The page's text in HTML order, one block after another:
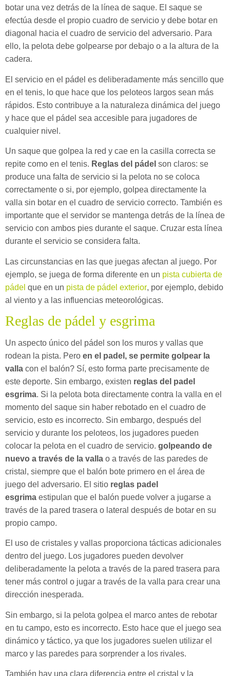
botar una vez detrás de la línea de saque. El saque se
efectúa desde el propio cuadro de servicio y debe botar en
diagonal hacia el cuadro de servicio del adversario. Para
ello, la pelota debe golpearse por debajo o a la altura de la
cadera.
El servicio en el pádel es deliberadamente más sencillo que
en el tenis, lo que hace que los peloteos largos sean más
rápidos. Esto contribuye a la naturaleza dinámica del juego
y hace que el pádel sea accesible para jugadores de
cualquier nivel.
Un saque que golpea la red y cae en la casilla correcta se
repite como en el tenis. Reglas del pádel son claros: se
produce una falta de servicio si la pelota no se coloca
correctamente o si, por ejemplo, golpea directamente la
valla sin botar en el cuadro de servicio correcto. También es
importante que el servidor se mantenga detrás de la línea de
servicio con ambos pies durante el saque. Cruzar esta línea
durante el servicio se considera falta.
Las circunstancias en las que juegas afectan al juego. Por
ejemplo, se juega de forma diferente en un pista cubierta de
pádel que en un pista de pádel exterior, por ejemplo, debido
al viento y a las influencias meteorológicas.
Reglas de pádel y esgrima
Un aspecto único del pádel son los muros y vallas que
rodean la pista. Pero en el padel, se permite golpear la
valla con el balón? Sí, esto forma parte precisamente de
este deporte. Sin embargo, existen reglas del padel
esgrima. Si la pelota bota directamente contra la valla en el
momento del saque sin haber rebotado en el cuadro de
servicio, esto es incorrecto. Sin embargo, después del
servicio y durante los peloteos, los jugadores pueden
colocar la pelota en el cuadro de servicio. golpeando de
nuevo a través de la valla o a través de las paredes de
cristal, siempre que el balón bote primero en el área de
juego del adversario. El sitio reglas padel
esgrima estipulan que el balón puede volver a jugarse a
través de la pared trasera o lateral después de botar en su
propio campo.
El uso de cristales y vallas proporciona tácticas adicionales
dentro del juego. Los jugadores pueden devolver
deliberadamente la pelota a través de la pared trasera para
tener más control o jugar a través de la valla para crear una
dirección inesperada.
Sin embargo, si la pelota golpea el marco antes de rebotar
en tu campo, esto es incorrecto. Esto hace que el juego sea
dinámico y táctico, ya que los jugadores suelen utilizar el
marco y las paredes para sorprender a los rivales.
También hay una clara diferencia entre el cristal y la